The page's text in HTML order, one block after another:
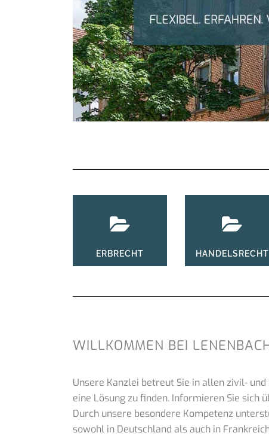
ERBRECHT HANDELSRECHT
WILLKOMMEN BEI
Unsere Kanzlei betreut Sie in allen zivil-
eine Lösung zu finden. Informieren Sie sich
Durch unsere besondere Kompetenz
sowohl in Deutschland als auch in